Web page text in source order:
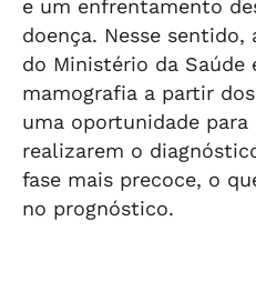
e um enfrentamento
doença. Nesse
do Ministério da Saúde
mamografia a partir
uma oportunidade para
realizarem o
fase mais precoce, o
no prognóstico.